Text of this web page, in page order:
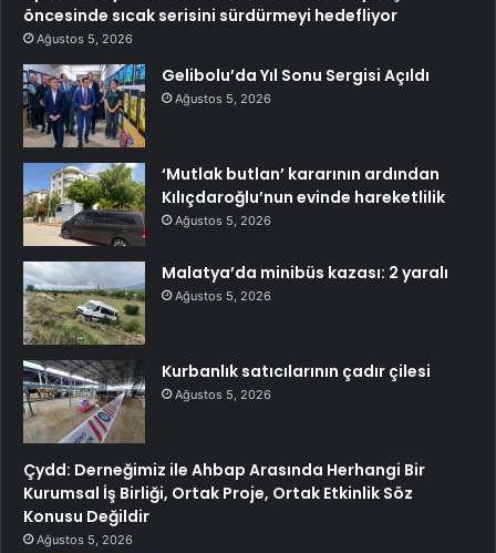
öncesinde sıcak serisini sürdürmeyi hedefliyor
Ağustos 5, 2026
Gelibolu’da Yıl Sonu Sergisi Açıldı
Ağustos 5, 2026
‘Mutlak butlan’ kararının ardından
Kılıçdaroğlu’nun evinde hareketlilik
Ağustos 5, 2026
Malatya’da minibüs kazası: 2 yaralı
Ağustos 5, 2026
Kurbanlık satıcılarının çadır çilesi
Ağustos 5, 2026
Çydd: Derneğimiz ile Ahbap Arasında Herhangi Bir
Kurumsal İş Birliği, Ortak Proje, Ortak Etkinlik Söz
Konusu Değildir
Ağustos 5, 2026